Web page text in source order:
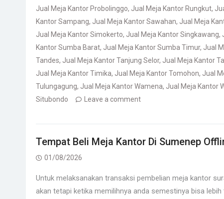
Jual Meja Kantor Probolinggo, Jual Meja Kantor Rungkut,
Kantor Sampang, Jual Meja Kantor Sawahan, Jual Meja
Jual Meja Kantor Simokerto, Jual Meja Kantor Singkawang,
Kantor Sumba Barat, Jual Meja Kantor Sumba Timur, Jual
Tandes, Jual Meja Kantor Tanjung Selor, Jual Meja Kantor
Jual Meja Kantor Timika, Jual Meja Kantor Tomohon, Jual
Tulungagung, Jual Meja Kantor Wamena, Jual Meja Kantor
Situbondo
Leave a comment
Tempat Beli Meja Kantor Di Sumenep
01/08/2026
Untuk melaksanakan transaksi pembelian meja kantor
akan tetapi ketika memilihnya anda semestinya bisa